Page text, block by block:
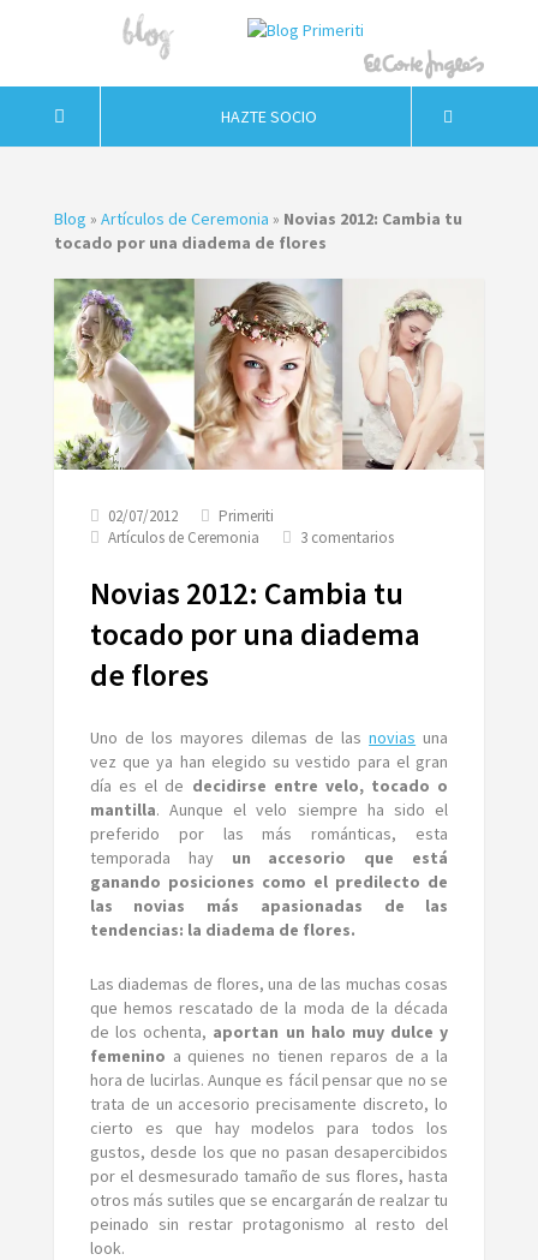
HAZTE SOCIO
Blog » Artículos de Ceremonia » Novias 2012: Cambia tu
tocado por una diadema de flores
02/07/2012
Primeriti
Artículos de Ceremonia
3 comentariosen
Cambia
tocado
de
flores
Novias 2012: Cambia tu
tocado por una diadema
de flores
Uno de los mayores dilemas de lasnovias una
vez que ya han elegido su vestido para el gran
día es el de decidirse entre velo, tocado o
mantilla. Aunque el velo siempre ha sido el
preferido por las más románticas, esta
temporada hay un accesorio que está
ganando posiciones como el predilecto de
las novias más apasionadas de las
tendencias: la diadema de flores.
Las diademas de flores, una de las muchas cosas
que hemos rescatado de la moda de la década
de los ochenta, aportan un halo muy dulce y
femenino a quienes no tienen reparos de a la
hora de lucirlas. Aunque es fácil pensar que no se
trata de un accesorio precisamente discreto, lo
cierto es que hay modelos para todos los
gustos, desde los que no pasan desapercibidos
por el desmesurado tamaño de sus flores, hasta
otros más sutiles que se encargarán de realzar tu
peinado sin restar protagonismo al resto del
look.